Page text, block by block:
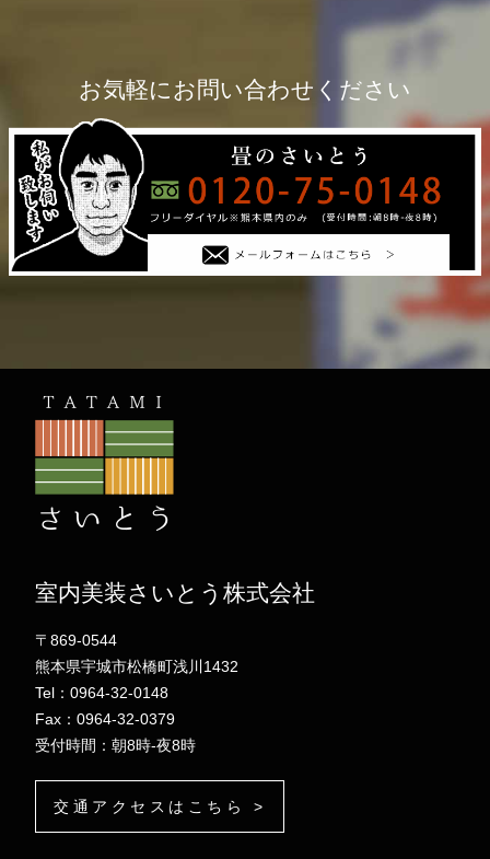
お気軽にお問い合わせください
室内美装さいとう株式会社
〒869-0544
熊本県宇城市松橋町浅川1432
Tel：0964-32-0148
Fax：0964-32-0379
受付時間：朝8時-夜8時
交通アクセスはこちら >